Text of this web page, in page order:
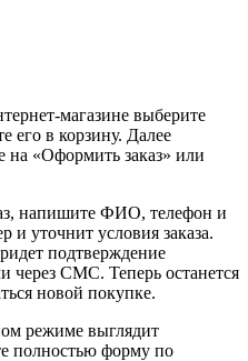
магазине выберите
его в корзину. Далее
на «Оформить заказ» или
напишите ФИО, телефон и
и уточнит условия заказа.
подтверждение
через СМС. Теперь останется
новой покупке.
режиме выглядит
полностью форму по